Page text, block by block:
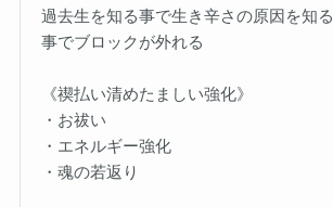
過去生を知る事で生き辛さの原因を知る
事でブロックが外れる
《禊払い清めたましい強化》
・お祓い
・エネルギー強化
・魂の若返り